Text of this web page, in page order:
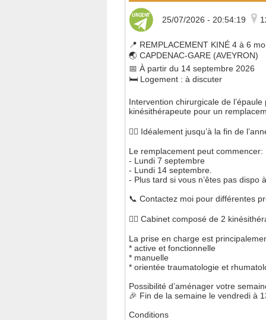
25/07/2026 - 20:54:19
📍 REMPLACEMENT KINÉ 4 à 6
🌏 CAPDENAC-GARE (AVEYRON)
📅 À partir du 14 septembre 2026
🛏️ Logement : à discuter
Intervention chirurgicale de
kinésithérapeute pour un
👉🏻 Idéalement jusqu’à la fin de
Le remplacement peut commencer:
- Lundi 7 septembre
- Lundi 14 septembre.
- Plus tard si vous n’êtes pas dispo
📞 Contactez moi pour différentes
👉🏻 Cabinet composé de 2
La prise en charge est
* active et fonctionnelle
* manuelle
* orientée traumatologie et
Possibilité d’aménager votre
🎉 Fin de la semaine le vendredi à
Conditions